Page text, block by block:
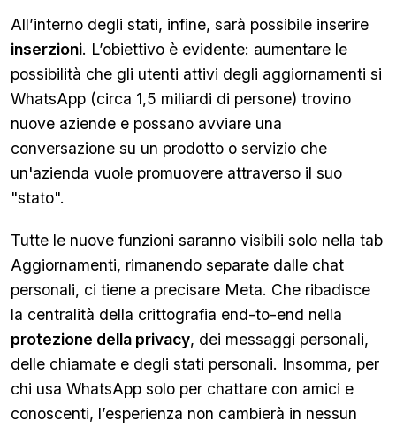
All’interno degli stati, infine, sarà possibile inserire
inserzioni. L’obiettivo è evidente: aumentare le
possibilità che gli utenti attivi degli aggiornamenti si
WhatsApp (circa 1,5 miliardi di persone) trovino
nuove aziende e possano avviare una
conversazione su un prodotto o servizio che
un'azienda vuole promuovere attraverso il suo
"stato".
Tutte le nuove funzioni saranno visibili solo nella tab
Aggiornamenti, rimanendo separate dalle chat
personali, ci tiene a precisare Meta. Che ribadisce
la centralità della crittografia end-to-end nella
protezione della privacy, dei messaggi personali,
delle chiamate e degli stati personali. Insomma, per
chi usa WhatsApp solo per chattare con amici e
conoscenti, l’esperienza non cambierà in nessun